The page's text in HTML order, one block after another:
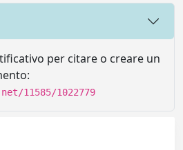
per citare o creare un
11585/1022779